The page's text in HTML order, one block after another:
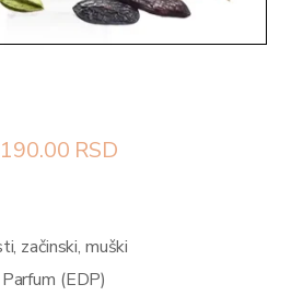
RSD
začinski, muški
(EDP)